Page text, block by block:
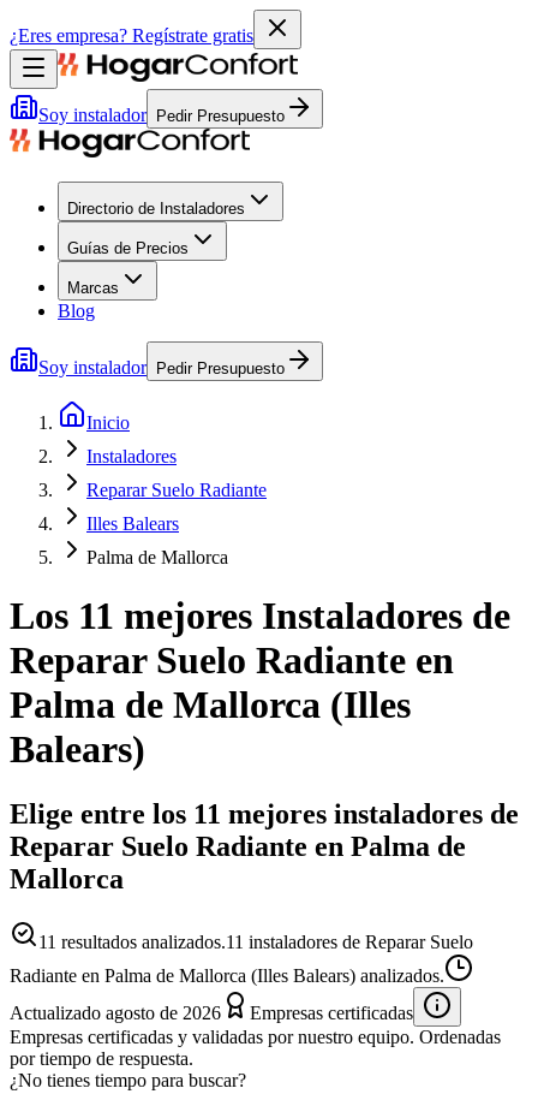
¿Eres empresa? Regístrate gratis
Soy instalador Pedir Presupuesto
Directorio de Instaladores
Guías de Precios
Marcas
Blog
Soy instalador Pedir Presupuesto
Inicio
Instaladores
Reparar Suelo Radiante
Illes Balears
Palma de Mallorca
Los 11 mejores Instaladores de
Reparar Suelo Radiante en
Palma de Mallorca (Illes
Balears)
Elige entre los 11 mejores instaladores de
Reparar Suelo Radiante en Palma de
Mallorca
11 resultados analizados.11 instaladores de Reparar Suelo
Radiante en Palma de Mallorca (Illes Balears) analizados.
Actualizado agosto de 2026
Empresas certificadas
Empresas certificadas y validadas por nuestro equipo. Ordenadas
por tiempo de respuesta.
¿No tienes tiempo para buscar?